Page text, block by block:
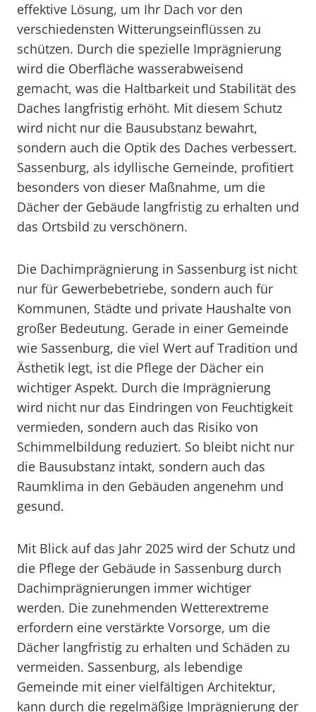
effektive Lösung, um Ihr Dach vor den
verschiedensten Witterungseinflüssen zu
schützen. Durch die spezielle Imprägnierung
wird die Oberfläche wasserabweisend
gemacht, was die Haltbarkeit und Stabilität des
Daches langfristig erhöht. Mit diesem Schutz
wird nicht nur die Bausubstanz bewahrt,
sondern auch die Optik des Daches verbessert.
Sassenburg, als idyllische Gemeinde, profitiert
besonders von dieser Maßnahme, um die
Dächer der Gebäude langfristig zu erhalten und
das Ortsbild zu verschönern.
Die Dachimprägnierung in Sassenburg ist nicht
nur für Gewerbebetriebe, sondern auch für
Kommunen, Städte und private Haushalte von
großer Bedeutung. Gerade in einer Gemeinde
wie Sassenburg, die viel Wert auf Tradition und
Ästhetik legt, ist die Pflege der Dächer ein
wichtiger Aspekt. Durch die Imprägnierung
wird nicht nur das Eindringen von Feuchtigkeit
vermieden, sondern auch das Risiko von
Schimmelbildung reduziert. So bleibt nicht nur
die Bausubstanz intakt, sondern auch das
Raumklima in den Gebäuden angenehm und
gesund.
Mit Blick auf das Jahr 2025 wird der Schutz und
die Pflege der Gebäude in Sassenburg durch
Dachimprägnierungen immer wichtiger
werden. Die zunehmenden Wetterextreme
erfordern eine verstärkte Vorsorge, um die
Dächer langfristig zu erhalten und Schäden zu
vermeiden. Sassenburg, als lebendige
Gemeinde mit einer vielfältigen Architektur,
kann durch die regelmäßige Imprägnierung der